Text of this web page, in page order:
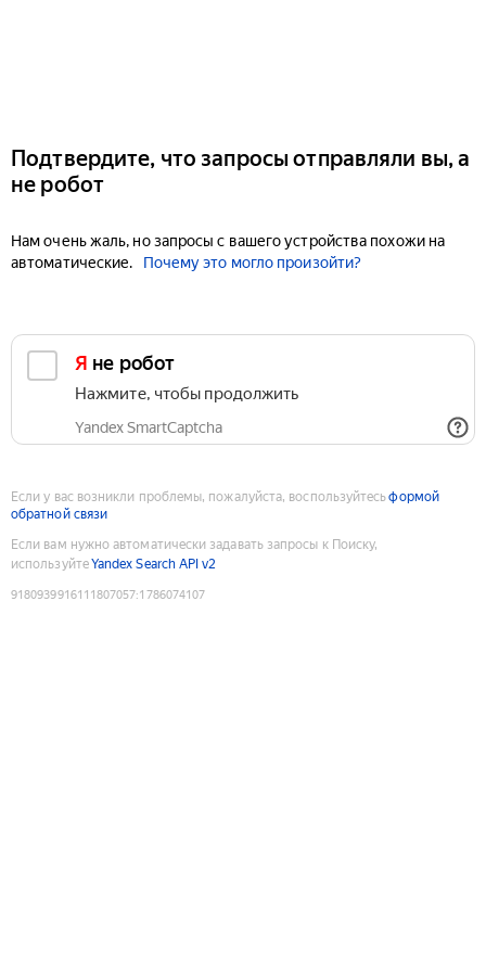
Подтвердите, что запросы отправляли вы, а
не робот
Нам очень жаль, но запросы с вашего устройства похожи на
автоматические.
Почему это могло произойти?
Я не робот
Нажмите, чтобы продолжить
Yandex SmartCaptcha
Если у вас возникли проблемы, пожалуйста, воспользуйтесьформой
обратной связи
Если вам нужно автоматически задавать запросы к Поиску,
используйтеYandex Search API v2
9180939916111807057:1786074107